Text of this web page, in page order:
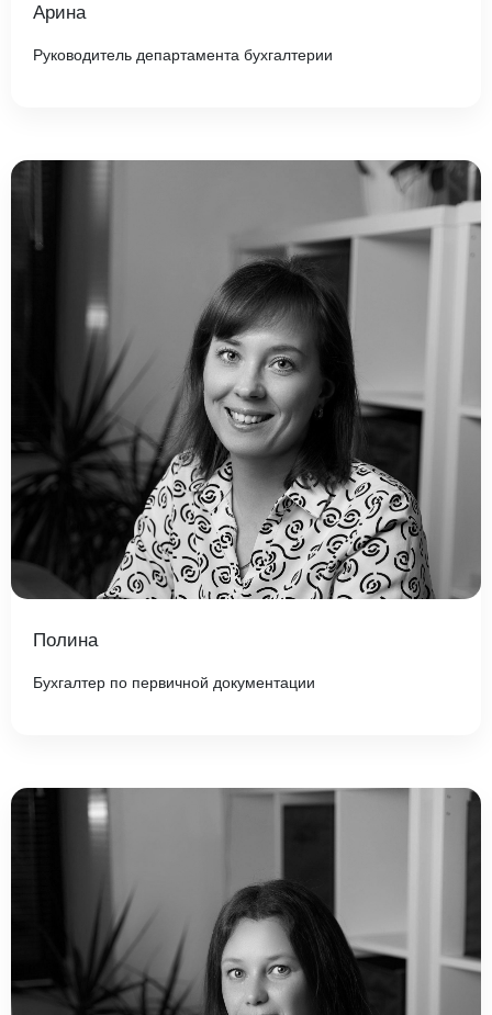
Арина
Руководитель департамента бухгалтерии
Полина
Бухгалтер по первичной документации